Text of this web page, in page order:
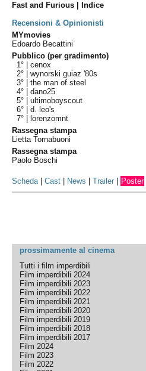
Fast and Furious | Indice
Recensioni & Opinionisti
MYmovies
Edoardo Becattini
Pubblico (per gradimento)
1° |cenox
2° |wynorski guiaz '80s
3° |the man of steel
4° |dano25
5° |ultimoboyscout
6° |d. leo's
7° |
lorenzomnt
Rassegna stampa
Lietta Tornabuoni
Rassegna stampa
Paolo Boschi
Scheda|Cast News |Trailer Poster
prossimamente al cinema
Tutti i film imperdibili
Film imperdibili 2024
Film imperdibili 2023
Film imperdibili 2022
Film imperdibili 2021
Film imperdibili 2020
Film imperdibili 2019
Film imperdibili 2018
Film imperdibili 2017
Film 2024
Film 2023
Film 2022